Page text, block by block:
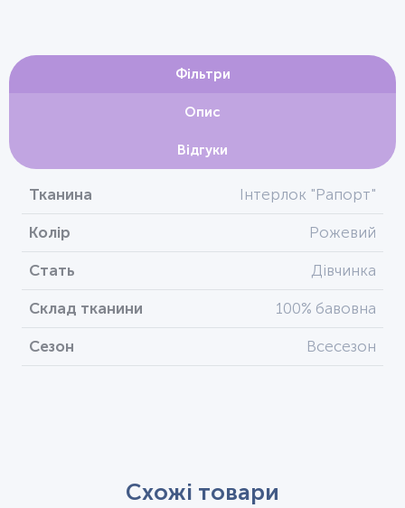
Фільтри
Опис
Відгуки
Тканина Інтерлок "Рапорт"
Колір Рожевий
Стать Дівчинка
Склад тканини 100% бавовна
Сезон Всесезон
Схожі товари